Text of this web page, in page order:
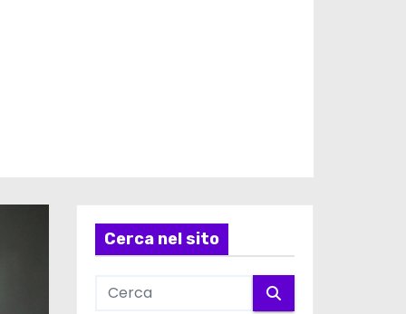
Cerca nel sito